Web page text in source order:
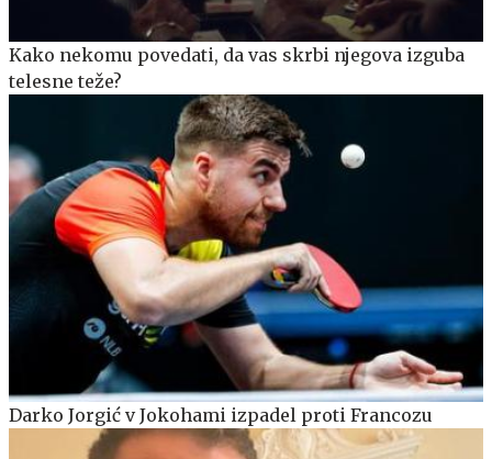
Kako nekomu povedati, da vas skrbi njegova izguba
telesne teže?
Darko Jorgić v Jokohami izpadel proti Francozu